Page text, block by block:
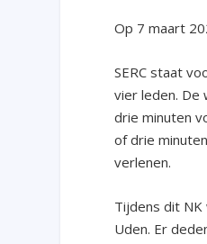
Op 7 maart
SERC staat
vier leden. De
drie minuten
of drie
verlenen.
Tijdens dit NK
Uden. Er